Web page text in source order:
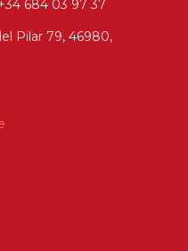
684 03 97 37
Pilar 79, 46980,